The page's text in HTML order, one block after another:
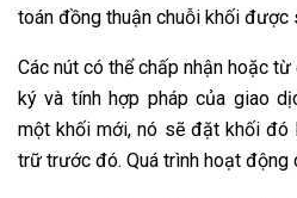
toán đồng thuận chuỗi khối được
Các nút có thể chấp nhận hoặc
ký và tính hợp pháp của giao
một khối mới, nó sẽ đặt khối
trữ trước đó. Quá trình hoạt động